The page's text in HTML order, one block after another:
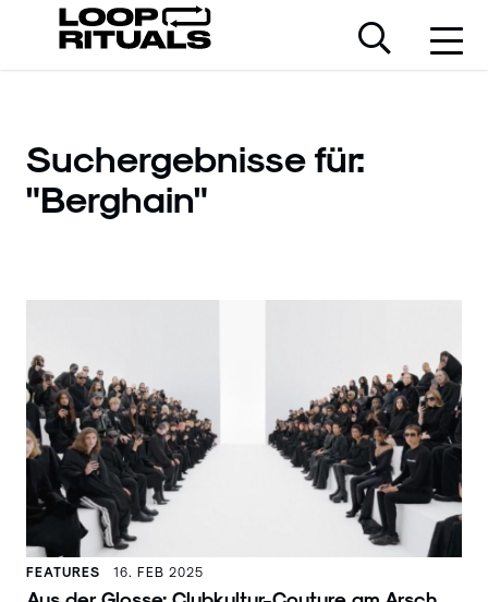
Suchergebnisse für:
"Berghain"
FEATURES 16. FEB 2025